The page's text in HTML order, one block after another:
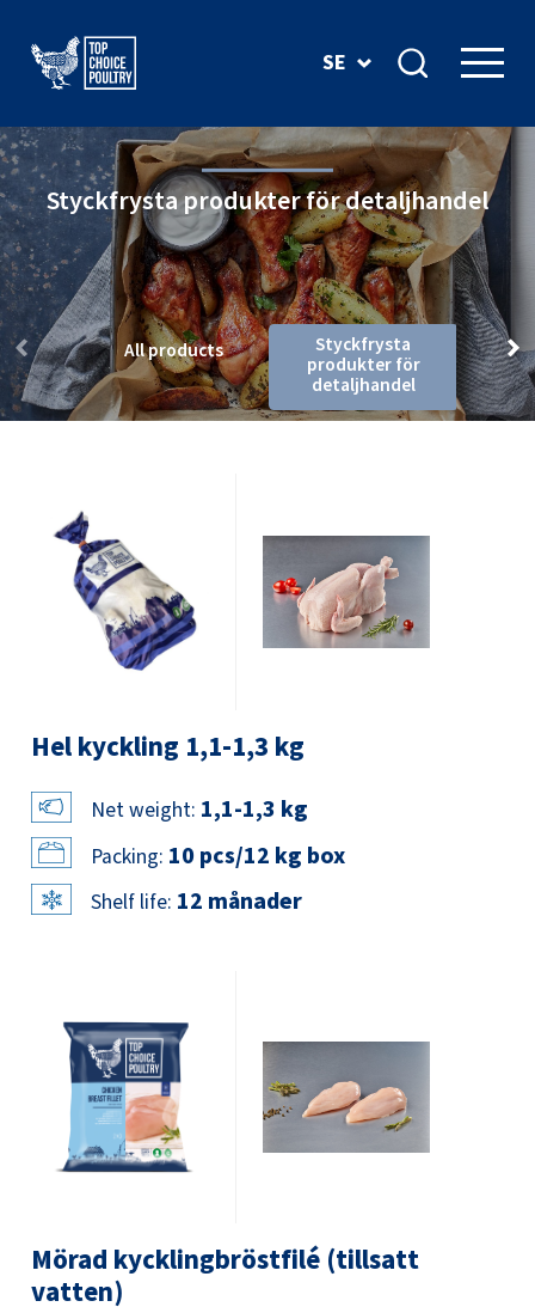
SE
Styckfrysta produkter för detaljhandel
All products Styckfrysta
produkter för
detaljhandel
Hel kyckling 1,1-1,3 kg
Net weight: 1,1-1,3 kg
Packing: 10 pcs/12 kg box
Shelf life: 12 månader
Mörad kycklingbröstfilé (tillsatt
vatten)